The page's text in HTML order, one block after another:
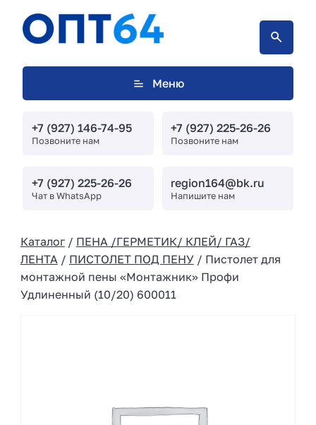
Меню
+7 (927) 146-74-95
Позвоните нам
+7 (927) 225-26-26
Позвоните нам
+7 (927) 225-26-26
Чат в WhatsApp
region164@bk.ru
Напишите нам
Каталог/ ПЕНА /ГЕРМЕТИК/ КЛЕЙ/ ГАЗ/
ЛЕНТА / ПИСТОЛЕТ ПОД ПЕНУ / Пистолет для
монтажной пены «Монтажник» Профи
Удлиненный (10/20) 600011